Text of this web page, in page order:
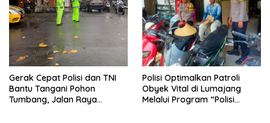
Gerak Cepat Polisi dan TNI
Bantu Tangani Pohon
Tumbang, Jalan Raya
Polisi Optimalkan Patroli
Obyek Vital di Lumajang
Melalui Program “Polisi